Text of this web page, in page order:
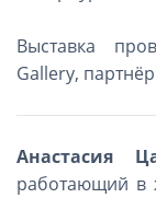
Выставка
Gallery,
Анастасия
работающий в